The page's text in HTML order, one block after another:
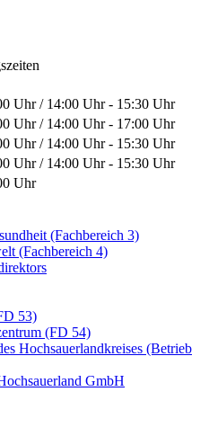
Uhr / 14:00 Uhr - 15:30 Uhr
Uhr / 14:00 Uhr - 17:00 Uhr
Uhr / 14:00 Uhr - 15:30 Uhr
Uhr / 14:00 Uhr - 15:30 Uhr
Uhr
(Fachbereich 3)
(Fachbereich 4)
53)
(FD 54)
Hochsauerlandkreises (Betrieb
GmbH